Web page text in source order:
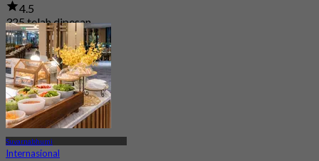
4.5
325 telah dipesan
Dari฿ 800
Suvarnabhumi
Internasional